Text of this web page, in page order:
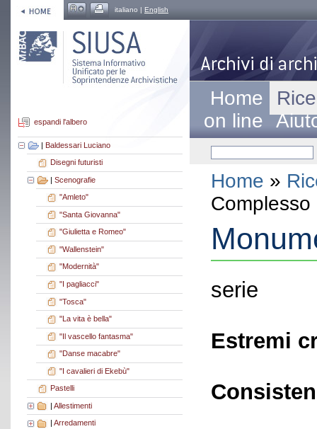
italiano | English
espandi l'albero
| Baldessari Luciano
Disegni futuristi
| Scenografie
"Amleto"
"Santa Giovanna"
"Giulietta e Romeo"
"Wallenstein"
"Modernità"
"I pagliacci"
"Tosca"
"La vita è bella"
"Il vascello fantasma"
"Danse macabre"
"I cavalieri di Ekebù"
Pastelli
| Allestimenti
Arredamenti
Home
on line
Home »
serie
Estremi